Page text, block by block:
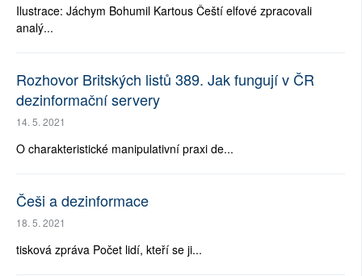
Ilustrace: Jáchym Bohumil Kartous Čeští elfové zpracovali
analý...
Rozhovor Britských listů 389. Jak fungují v ČR
dezinformační servery
14. 5. 2021
O charakteristické manipulativní praxi de...
Češi a dezinformace
18. 5. 2021
tisková zpráva Počet lidí, kteří se ji...